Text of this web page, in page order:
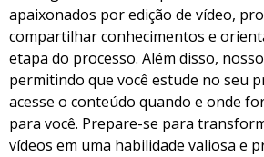
apaixonados por edição de vídeo,
compartilhar conhecimentos e
etapa do processo. Além disso,
permitindo que você estude no seu
acesse o conteúdo quando e onde
para você. Prepare-se para
vídeos em uma habilidade valiosa e